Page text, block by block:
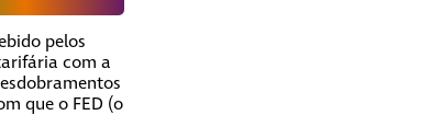
pelos
com a
que o FED (o